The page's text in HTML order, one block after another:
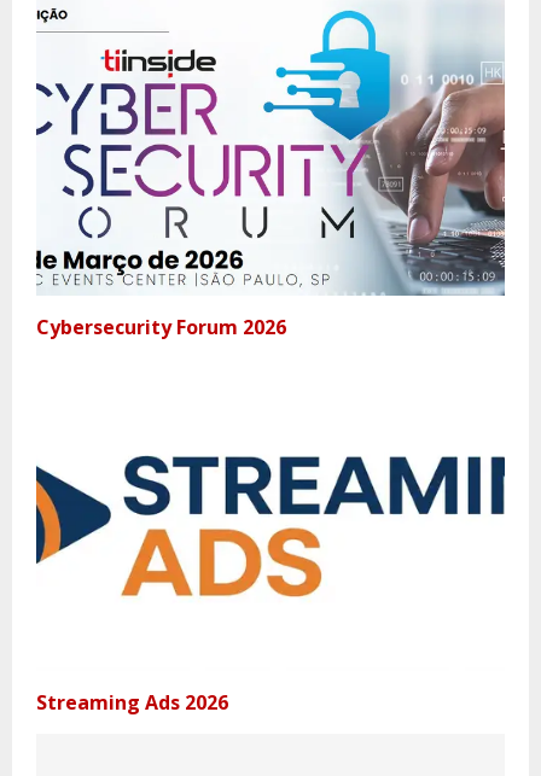
Cybersecurity Forum 2026
Streaming Ads 2026